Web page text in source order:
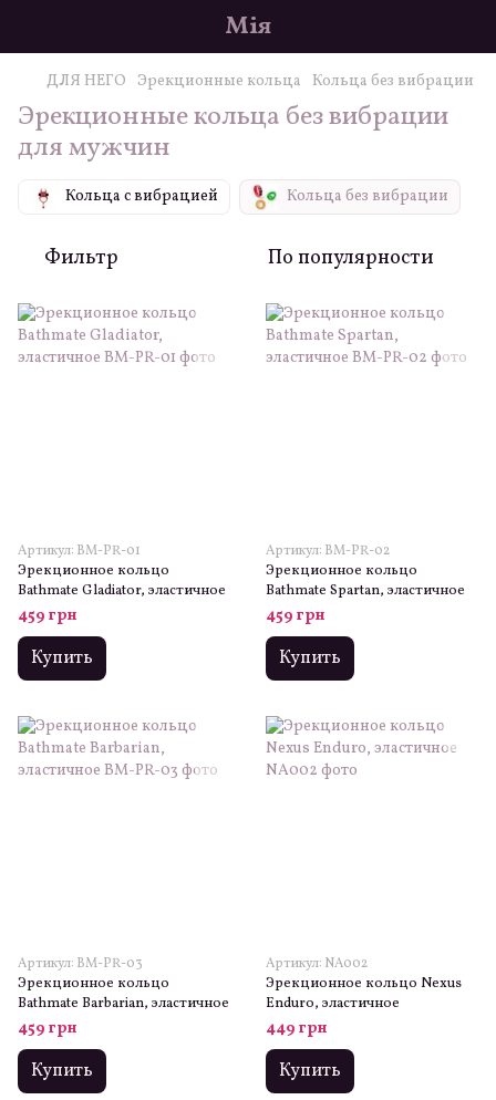
Мія
ДЛЯ НЕГО Эрекционные кольца Кольца без вибрации
Эрекционные кольца без вибрации
для мужчин
Кольца с вибрацией Кольца без вибрации
Фильтр По популярности
Артикул: BM-PR-01
Эрекционное кольцо
Bathmate Gladiator, эластичное
459 грн
Купить
Артикул: BM-PR-02
Эрекционное кольцо
Bathmate Spartan, эластичное
459 грн
Купить
Артикул: BM-PR-03
Эрекционное кольцо
Bathmate Barbarian, эластичное
459 грн
Купить
Артикул: NA002
Эрекционное кольцо Nexus
Enduro, эластичное
449 грн
Купить